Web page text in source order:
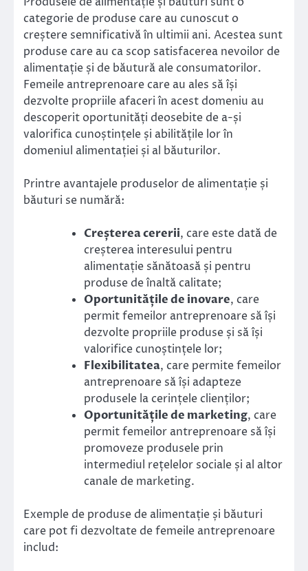
categorie de produse care au cunoscut o
creștere semnificativă în ultimii ani. Acestea sunt
produse care au ca scop satisfacerea nevoilor de
alimentație și de băutură ale consumatorilor.
Femeile antreprenoare care au ales să își
dezvolte propriile afaceri în acest domeniu au
descoperit oportunități deosebite de a-și
valorifica cunoștințele și abilitățile lor în
domeniul alimentației și al băuturilor.
Printre avantajele produselor de alimentație și
băuturi se numără:
Creșterea cererii, care este dată de
creșterea interesului pentru
alimentație sănătoasă și pentru
produse de înaltă calitate;
Oportunitățile de inovare, care
permit femeilor antreprenoare să își
dezvolte propriile produse și să își
valorifice cunoștințele lor;
Flexibilitatea, care permite femeilor
antreprenoare să își adapteze
produsele la cerințele clienților;
Oportunitățile de marketing, care
permit femeilor antreprenoare să își
promoveze produsele prin
intermediul rețelelor sociale și al altor
canale de marketing.
Exemple de produse de alimentație și băuturi
care pot fi dezvoltate de femeile antreprenoare
includ: